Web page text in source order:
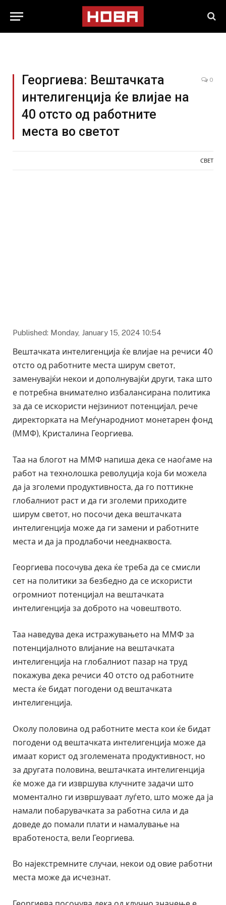
Георгиева: Вештачката
интелигенција ќе влијае на
40 отсто од работните
места во светот
0
СВЕТ
Published: Monday, January 15, 2024 10:54
Вештачката интелигенција ќе влијае на речиси 40
отсто од работните места ширум светот,
заменувајќи некои и дополнувајќи други, така што
е потребна внимателно избалансирана политика
за да се искористи нејзиниот потенцијал, рече
директорката на Меѓународниот монетарен фонд
(ММФ), Кристалина Георгиева.
Таа на блогот на ММФ напиша дека се наоѓаме на
работ на технолошка револуција која би можела
да ја зголеми продуктивноста, да го поттикне
глобалниот раст и да ги зголеми приходите
ширум светот, но посочи дека вештачката
интелигенција може да ги замени и работните
места и да ја продлабочи нееднаквоста.
Георгиева посочува дека ќе треба да се смисли
сет на политики за безбедно да се искористи
огромниот потенцијал на вештачката
интелигенција за доброто на човештвото.
Таа наведува дека истражувањето на ММФ за
потенцијалното влијание на вештачката
интелигенција на глобалниот пазар на труд
покажува дека речиси 40 отсто од работните
места ќе бидат погодени од вештачката
интелигенција.
Околу половина од работните места кои ќе бидат
погодени од вештачката интелигенција може да
имаат корист од зголемената продуктивност, но
за другата половина, вештачката интелигенција
ќе може да ги извршува клучните задачи што
моментално ги извршуваат луѓето, што може да ја
намали побарувачката за работна сила и да
доведе до помали плати и намалување на
вработеноста, вели Георгиева.
Во најекстремните случаи, некои од овие работни
места може да исчезнат.